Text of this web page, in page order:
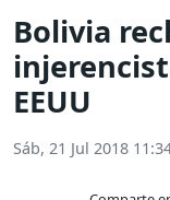
Bolivia
EEUU
Sáb, 21 Jul 2018